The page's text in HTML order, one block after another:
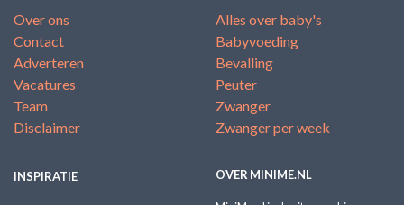
Over ons
Contact
Adverteren
Vacatures
Team
Disclaimer
Alles over baby's
Babyvoeding
Bevalling
Peuter
Zwanger
Zwanger per week
INSPIRATIE OVER MINIME.NL